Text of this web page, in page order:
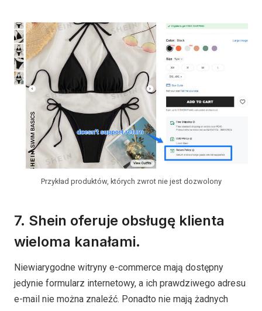
Przykład produktów, których zwrot nie jest dozwolony
7. Shein oferuje obsługę klienta
wieloma kanałami.
Niewiarygodne witryny e-commerce mają dostępny
jedynie formularz internetowy, a ich prawdziwego adresu
e-mail nie można znaleźć. Ponadto nie mają żadnych